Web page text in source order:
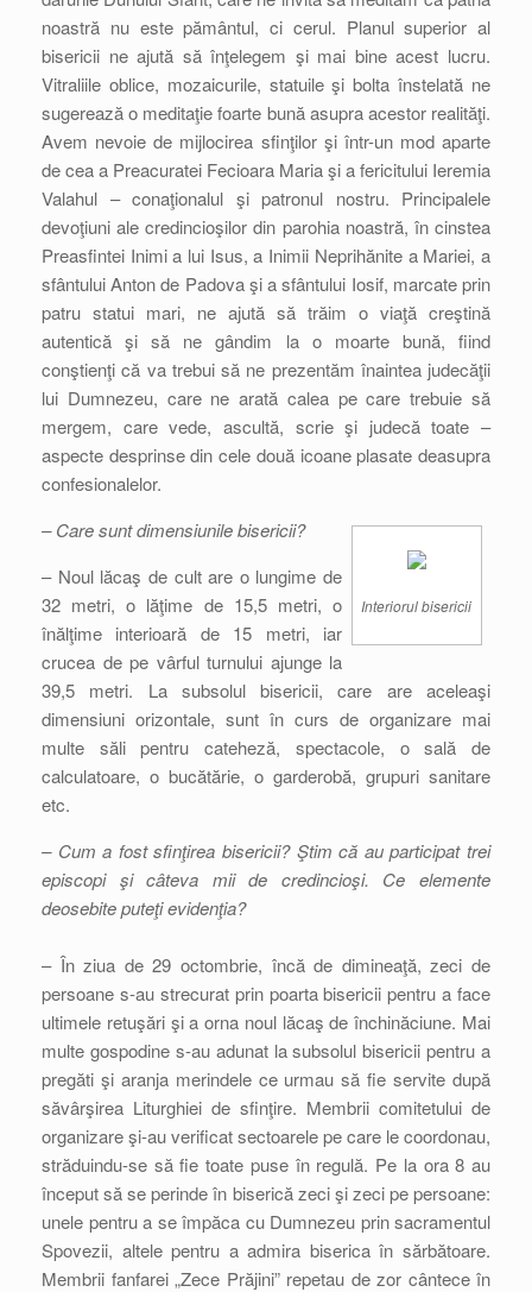
noastră nu este pământul, ci cerul. Planul superior al
bisericii ne ajută să înţelegem şi mai bine acest lucru.
Vitraliile oblice, mozaicurile, statuile şi bolta înstelată ne
sugerează o meditaţie foarte bună asupra acestor realităţi.
Avem nevoie de mijlocirea sfinţilor şi într-un mod aparte
de cea a Preacuratei Fecioara Maria şi a fericitului Ieremia
Valahul – conaţionalul şi patronul nostru. Principalele
devoţiuni ale credincioşilor din parohia noastră, în cinstea
Preasfintei Inimi a lui Isus, a Inimii Neprihănite a Mariei, a
sfântului Anton de Padova şi a sfântului Iosif, marcate prin
patru statui mari, ne ajută să trăim o viaţă creştină
autentică şi să ne gândim la o moarte bună, fiind
conştienţi că va trebui să ne prezentăm înaintea judecăţii
lui Dumnezeu, care ne arată calea pe care trebuie să
mergem, care vede, ascultă, scrie şi judecă toate –
aspecte desprinse din cele două icoane plasate deasupra
confesionalelor.
Interiorul bisericii
– Care sunt dimensiunile bisericii?
– Noul lăcaş de cult are o lungime de
32 metri, o lăţime de 15,5 metri, o
înălţime interioară de 15 metri, iar
crucea de pe vârful turnului ajunge la
39,5 metri. La subsolul bisericii, care are aceleaşi
dimensiuni orizontale, sunt în curs de organizare mai
multe săli pentru cateheză, spectacole, o sală de
calculatoare, o bucătărie, o garderobă, grupuri sanitare
etc.
– Cum a fost sfinţirea bisericii? Ştim că au participat trei
episcopi şi câteva mii de credincioşi. Ce elemente
deosebite puteţi evidenţia?
– În ziua de 29 octombrie, încă de dimineaţă, zeci de
persoane s-au strecurat prin poarta bisericii pentru a face
ultimele retuşări şi a orna noul lăcaş de închinăciune. Mai
multe gospodine s-au adunat la subsolul bisericii pentru a
pregăti şi aranja merindele ce urmau să fie servite după
săvârşirea Liturghiei de sfinţire. Membrii comitetului de
organizare şi-au verificat sectoarele pe care le coordonau,
străduindu-se să fie toate puse în regulă. Pe la ora 8 au
început să se perinde în biserică zeci şi zeci pe persoane:
unele pentru a se împăca cu Dumnezeu prin sacramentul
Spovezii, altele pentru a admira biserica în sărbătoare.
Membrii fanfarei „Zece Prăjini” repetau de zor cântece în